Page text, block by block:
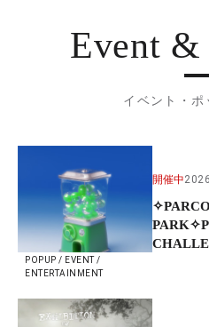
Event &
イベント・ポ
POPUP / EVENT /
ENTERTAINMENT
開催中